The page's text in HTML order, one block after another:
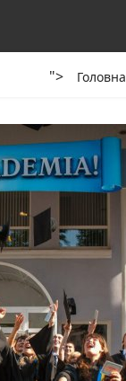
"> Головна